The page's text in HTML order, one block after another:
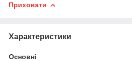
Приховати
Характеристики
Основні